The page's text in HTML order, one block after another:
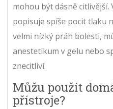
mohou být dásně citlivější.
popisuje spíše pocit tlaku
velmi nízký práh bolesti,
anestetikum v gelu nebo
znecitliví.
Můžu použít
přístroje?